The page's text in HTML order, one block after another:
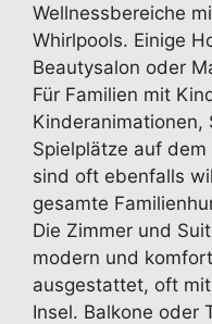
Wellnessbereiche
Whirlpools. Einige
Beautysalon oder
Für Familien mit
Kinderanimationen,
Spielplätze auf
sind oft ebenfalls
gesamte
Die Zimmer und
modern und
ausgestattet, oft
Insel. Balkone oder